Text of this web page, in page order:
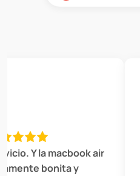
Y la macbook air
bonita y